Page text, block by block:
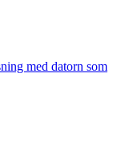
med datorn som